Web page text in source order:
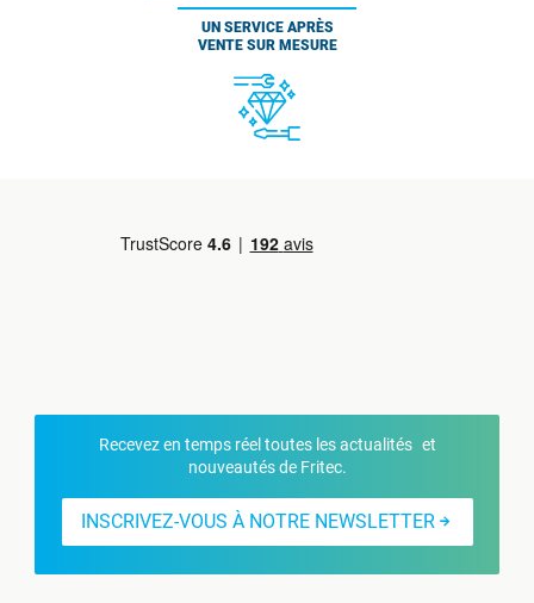
UN SERVICE APRÈS
VENTE SUR MESURE
Recevez en temps réel toutes les actualités et
nouveautés de Fritec.
INSCRIVEZ-VOUS À NOTRE NEWSLETTER